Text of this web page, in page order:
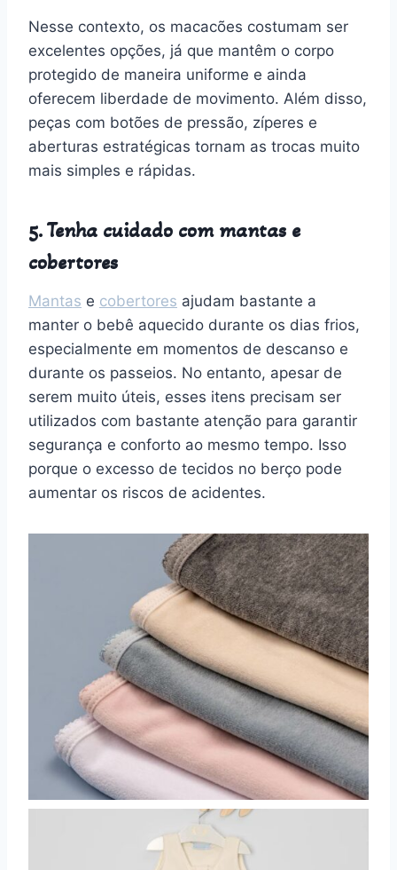
Nesse contexto, os macacões costumam ser
excelentes opções, já que mantêm o corpo
protegido de maneira uniforme e ainda
oferecem liberdade de movimento. Além disso,
peças com botões de pressão, zíperes e
aberturas estratégicas tornam as trocas muito
mais simples e rápidas.
5. Tenha cuidado com mantas e
cobertores
Mantas e cobertores ajudam bastante a
manter o bebê aquecido durante os dias frios,
especialmente em momentos de descanso e
durante os passeios. No entanto, apesar de
serem muito úteis, esses itens precisam ser
utilizados com bastante atenção para garantir
segurança e conforto ao mesmo tempo. Isso
porque o excesso de tecidos no berço pode
aumentar os riscos de acidentes.